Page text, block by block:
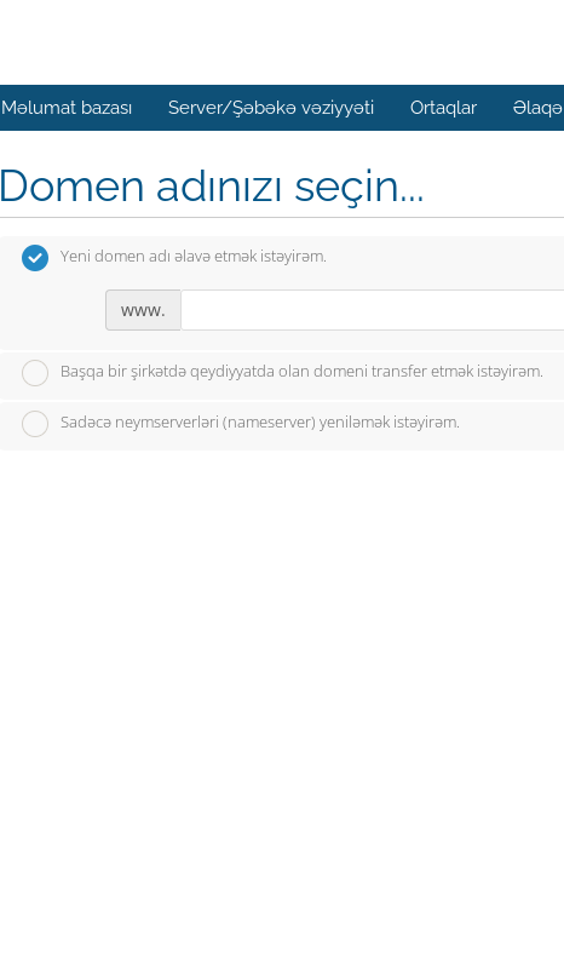
Məlumat bazası Server/Şəbəkə vəziyyəti Ortaqlar Əlaqə
Domen adınızı seçin...
Yeni domen adı əlavə etmək istəyirəm.
www.
Başqa bir şirkətdə qeydiyyatda olan domeni transfer etmək istəyirəm.
Sadəcə neymserverləri (nameserver) yeniləmək istəyirəm.